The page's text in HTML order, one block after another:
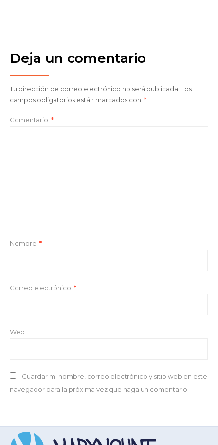
Deja un comentario
Tu dirección de correo electrónico no será publicada. Los
campos obligatorios están marcados con *
Comentario *
Nombre *
Correo electrónico *
Web
Guardar mi nombre, correo electrónico y sitio web en este
navegador para la próxima vez que haga un comentario.